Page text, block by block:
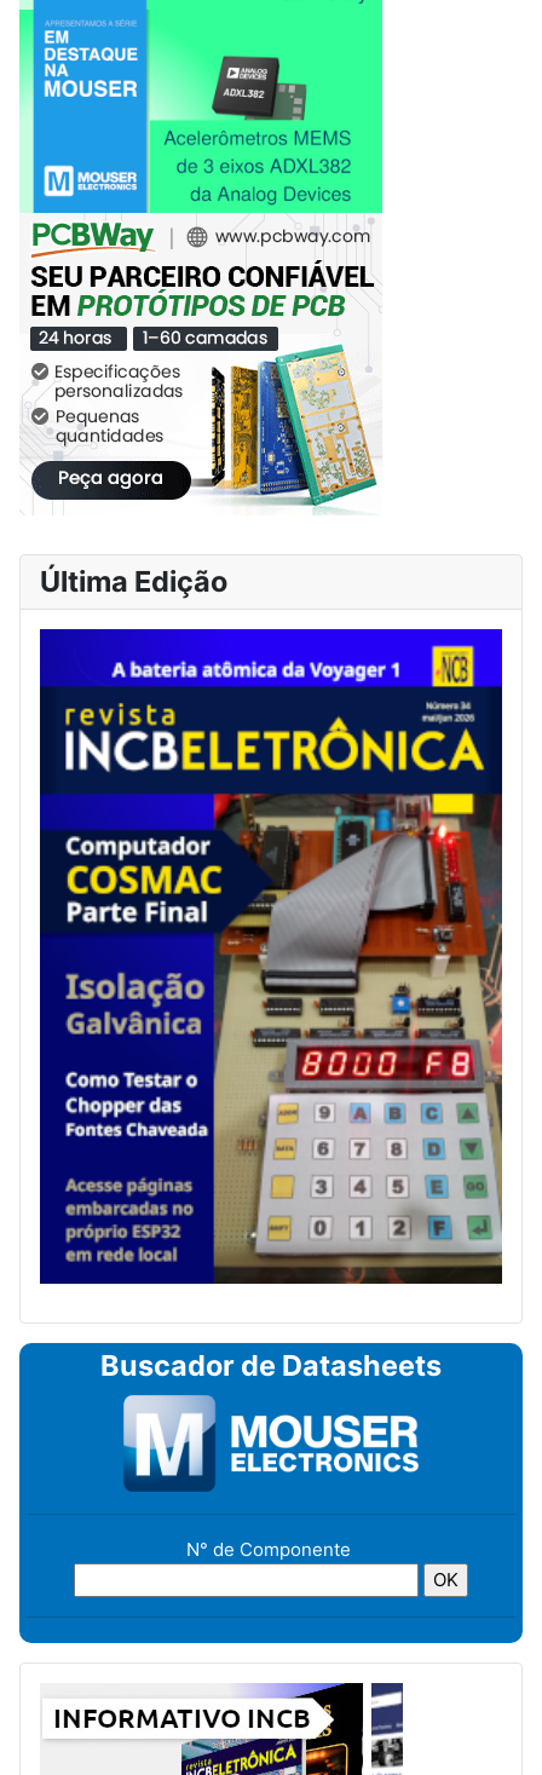
Última Edição
Buscador de Datasheets
N° de Componente